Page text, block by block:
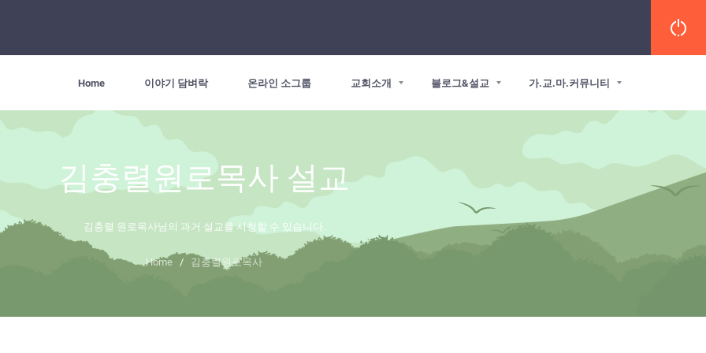
Home 이야기 담벼락 온라인 소그룹 교회소개 블로그&설교 가.교.마.커뮤니티
김충렬원로목사 설교
김충렬 원로목사님의 과거 설교를 시청할 수 있습니다.
Home / 김충렬원로목사